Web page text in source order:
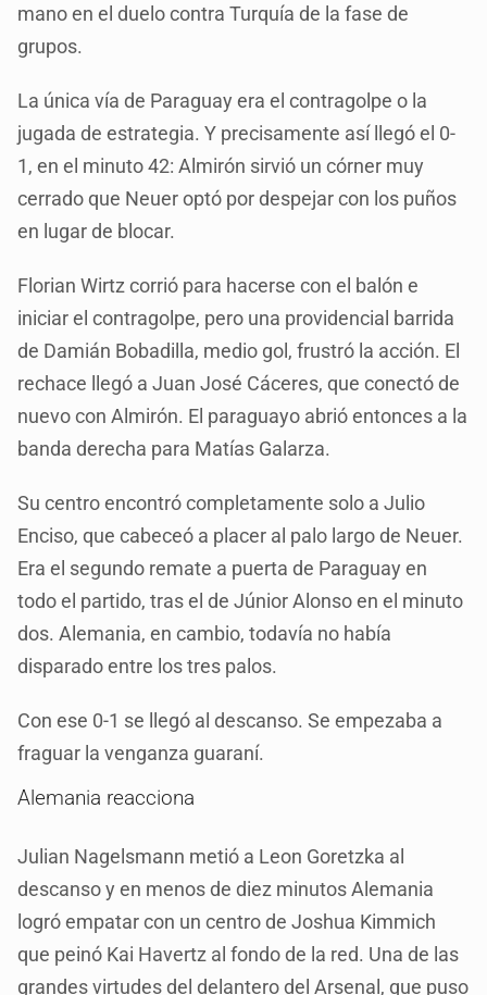
mano en el duelo contra Turquía de la fase de
grupos.
La única vía de Paraguay era el contragolpe o la
jugada de estrategia. Y precisamente así llegó el 0-
1, en el minuto 42: Almirón sirvió un córner muy
cerrado que Neuer optó por despejar con los puños
en lugar de blocar.
Florian Wirtz corrió para hacerse con el balón e
iniciar el contragolpe, pero una providencial barrida
de Damián Bobadilla, medio gol, frustró la acción. El
rechace llegó a Juan José Cáceres, que conectó de
nuevo con Almirón. El paraguayo abrió entonces a la
banda derecha para Matías Galarza.
Su centro encontró completamente solo a Julio
Enciso, que cabeceó a placer al palo largo de Neuer.
Era el segundo remate a puerta de Paraguay en
todo el partido, tras el de Júnior Alonso en el minuto
dos. Alemania, en cambio, todavía no había
disparado entre los tres palos.
Con ese 0-1 se llegó al descanso. Se empezaba a
fraguar la venganza guaraní.
Alemania reacciona
Julian Nagelsmann metió a Leon Goretzka al
descanso y en menos de diez minutos Alemania
logró empatar con un centro de Joshua Kimmich
que peinó Kai Havertz al fondo de la red. Una de las
grandes virtudes del delantero del Arsenal, que puso